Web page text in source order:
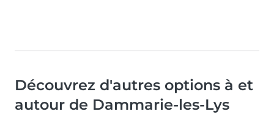
Découvrez d'autres options à et
autour de Dammarie-les-Lys